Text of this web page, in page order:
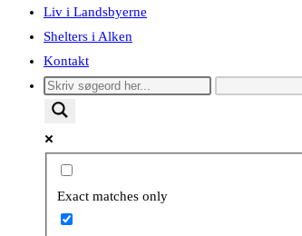
Liv i Landsbyerne
Shelters i Alken
Kontakt
Exact matches only